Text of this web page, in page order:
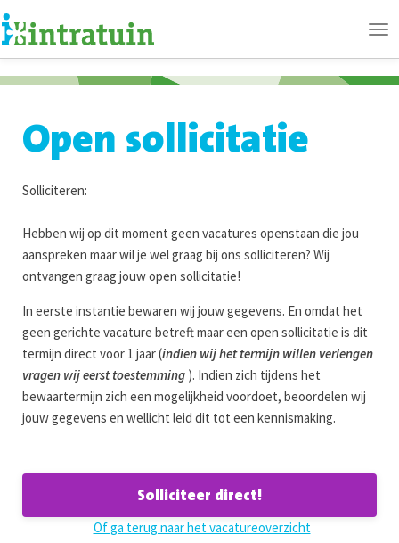
Open sollicitatie
Solliciteren:
Hebben wij op dit moment geen vacatures openstaan die jou
aanspreken maar wil je wel graag bij ons solliciteren? Wij
ontvangen graag jouw open sollicitatie!
In eerste instantie bewaren wij jouw gegevens. En omdat het
geen gerichte vacature betreft maar een open sollicitatie is dit
termijn direct voor 1 jaar (indien wij het termijn willen verlengen
vragen wij eerst toestemming ). Indien zich tijdens het
bewaartermijn zich een mogelijkheid voordoet, beoordelen wij
jouw gegevens en wellicht leid dit tot een kennismaking.
Solliciteer direct!
Of ga terug naar het vacatureoverzicht